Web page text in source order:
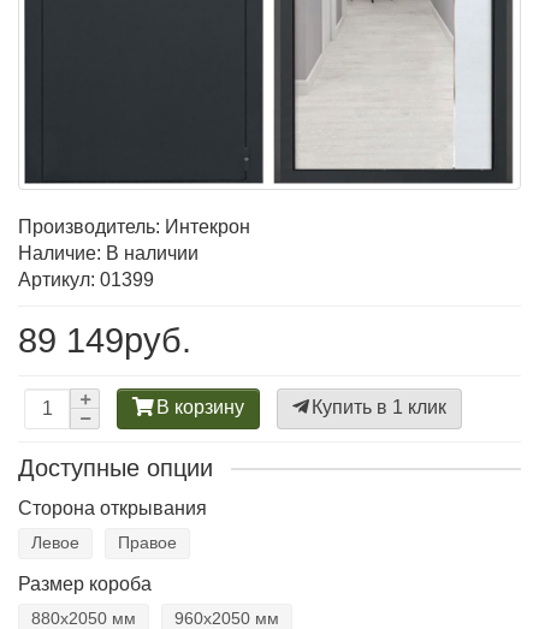
Производитель: Интекрон
Наличие: В наличии
Артикул: 01399
89 149руб.
В корзину Купить в 1 клик
Доступные опции
Сторона открывания
Левое Правое
Размер короба
880х2050 мм 960х2050 мм